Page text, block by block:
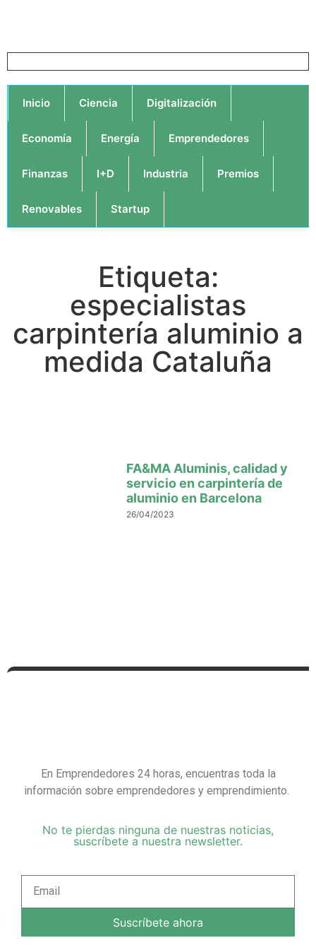
Inicio Ciencia Digitalización
Economía Energía Emprendedores
Finanzas I+D Industria Premios
Renovables Startup
Etiqueta:
especialistas
carpintería aluminio a
medida Cataluña
FA&MA Aluminis, calidad y
servicio en carpintería de
aluminio en Barcelona
26/04/2023
En Emprendedores 24 horas, encuentras toda la
información sobre emprendedores y emprendimiento.
No te pierdas ninguna de nuestras noticias,
suscríbete a nuestra newsletter.
Suscríbete ahora